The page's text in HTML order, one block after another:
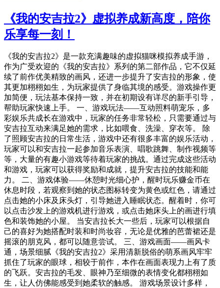
《我的安吉拉2》虚拟养成新高度，陪你
乐享每一刻！
《我的安吉拉2》是一款充满趣味的虚拟猫咪模拟养成手游，
作为广受欢迎的《我的安吉拉》系列的第二部作品，它不仅延
续了前作优美精致的画风，还进一步提升了安吉拉的形象，使
其更加栩栩如生，为玩家提供了身临其境的感受。游戏操作更
加简便，玩法基本保持一致，并在初期设有详尽的新手引导，
帮助玩家快速上手。 一、游戏玩法——互动照料萌宠乐，多
彩娱乐共成长在游戏中，玩家的任务非常轻松，只需要通过与
安吉拉互动来满足她的需求，比如喂食、洗澡、穿衣等。 除
了照顾安吉拉的日常生活，游戏中还有很多丰富的娱乐活动，
玩家可以和安吉拉一起参加音乐表演、唱歌跳舞、制作视频等
等，大量的有趣小游戏等待着玩家的挑战。通过完成这些活动
和游戏，玩家可以获得奖励和成就，提升安吉拉的技能和能
力。 二、游戏体验——休憩时光细心护，醒时玩乐赚金币在
休息时段，若观察到她的状态图标转变为黄色或红色，请通过
点击她的小床及床头灯，引导她进入睡眠状态。醒着时，你可
以点击沙发上的游戏机进行游戏，或点击她床头上的画进行填
色和装饰她的小屋。 当安吉拉长大一些后，玩家可以根据自
己的喜好为她搭配时装和时尚妆容，无论是优雅的芭蕾裙还是
摇滚的朋克风，都可以随意尝试。 三、游戏画面——画风卡
通，场景细腻《我的安吉拉2》采用清新脱俗的萌系画风牢牢
抓住了玩家的眼球，相较于前作，本作在画面表现力上有了质
的飞跃。安吉拉的毛发、眼神乃至细微的表情变化都栩栩如
生，让人仿佛能感受到她柔软的触感。 游戏场景设计多样，